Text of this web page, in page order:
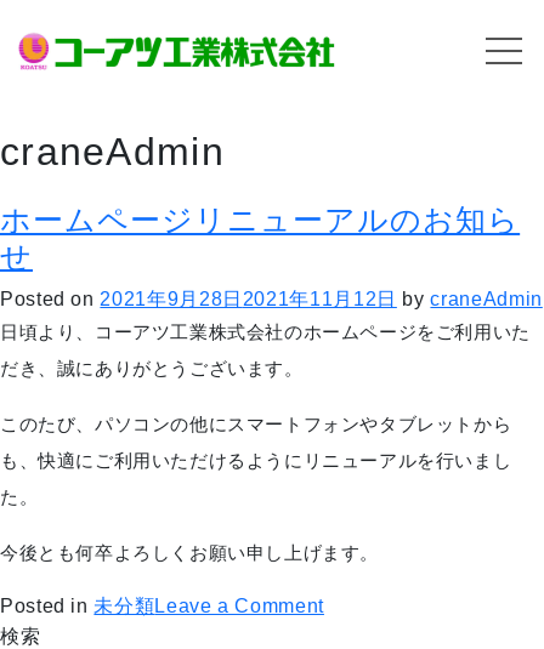
craneAdmin
ホームページリニューアルのお知ら
せ
Posted on 2021年9月28日 2021年11月12日 bycraneAdmin
日頃より、コーアツ工業株式会社のホームページをご利用いた
だき、誠にありがとうございます。
このたび、パソコンの他にスマートフォンやタブレットから
も、快適にご利用いただけるようにリニューアルを行いまし
た。
今後とも何卒よろしくお願い申し上げます。
Posted in 未分類Leave a Commenton
検索